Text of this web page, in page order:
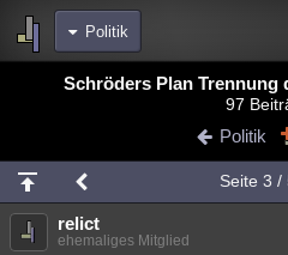
Politik
Bereiche
Blogs
Chat Wiki Neuigkeiten
meine Rubriken
Menschen
Schröders Plan Trennung
97
Politik
Seite 3 /
relict
ehemaliges Mitglied